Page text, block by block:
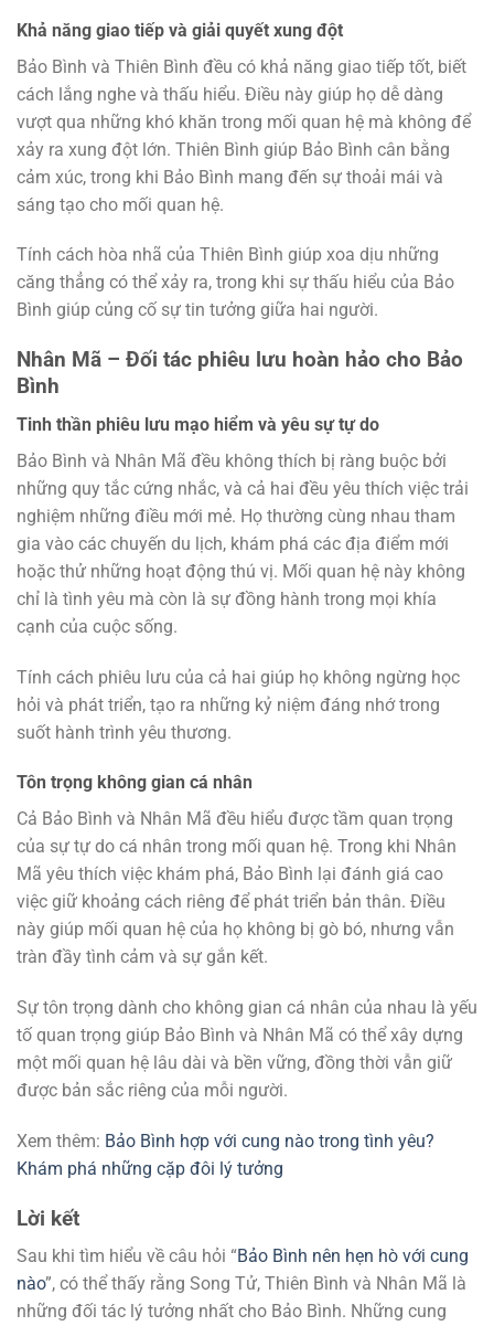
Khả năng giao tiếp và giải quyết xung đột
Bảo Bình và Thiên Bình đều có khả năng giao tiếp tốt, biết
cách lắng nghe và thấu hiểu. Điều này giúp họ dễ dàng
vượt qua những khó khăn trong mối quan hệ mà không để
xảy ra xung đột lớn. Thiên Bình giúp Bảo Bình cân bằng
cảm xúc, trong khi Bảo Bình mang đến sự thoải mái và
sáng tạo cho mối quan hệ.
Tính cách hòa nhã của Thiên Bình giúp xoa dịu những
căng thẳng có thể xảy ra, trong khi sự thấu hiểu của Bảo
Bình giúp củng cố sự tin tưởng giữa hai người.
Nhân Mã – Đối tác phiêu lưu hoàn hảo cho Bảo
Bình
Tinh thần phiêu lưu mạo hiểm và yêu sự tự do
Bảo Bình và Nhân Mã đều không thích bị ràng buộc bởi
những quy tắc cứng nhắc, và cả hai đều yêu thích việc trải
nghiệm những điều mới mẻ. Họ thường cùng nhau tham
gia vào các chuyến du lịch, khám phá các địa điểm mới
hoặc thử những hoạt động thú vị. Mối quan hệ này không
chỉ là tình yêu mà còn là sự đồng hành trong mọi khía
cạnh của cuộc sống.
Tính cách phiêu lưu của cả hai giúp họ không ngừng học
hỏi và phát triển, tạo ra những kỷ niệm đáng nhớ trong
suốt hành trình yêu thương.
Tôn trọng không gian cá nhân
Cả Bảo Bình và Nhân Mã đều hiểu được tầm quan trọng
của sự tự do cá nhân trong mối quan hệ. Trong khi Nhân
Mã yêu thích việc khám phá, Bảo Bình lại đánh giá cao
việc giữ khoảng cách riêng để phát triển bản thân. Điều
này giúp mối quan hệ của họ không bị gò bó, nhưng vẫn
tràn đầy tình cảm và sự gắn kết.
Sự tôn trọng dành cho không gian cá nhân của nhau là yếu
tố quan trọng giúp Bảo Bình và Nhân Mã có thể xây dựng
một mối quan hệ lâu dài và bền vững, đồng thời vẫn giữ
được bản sắc riêng của mỗi người.
Xem thêm: Bảo Bình hợp với cung nào trong tình yêu?
Khám phá những cặp đôi lý tưởng
Lời kết
Sau khi tìm hiểu về câu hỏi “Bảo Bình nên hẹn hò với cung
nào”, có thể thấy rằng Song Tử, Thiên Bình và Nhân Mã là
những đối tác lý tưởng nhất cho Bảo Bình. Những cung